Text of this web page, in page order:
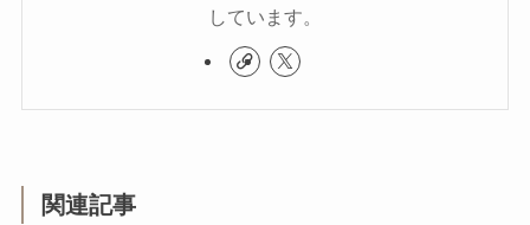
しています。
関連記事